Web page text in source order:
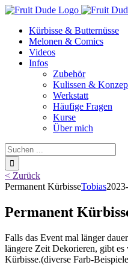
Skip
contentKürbisse & Butternüsse
Melonen & Comics
Videos
Infos
Zubehör
Kulissen &
Werkstatt
Häufige Fragen
Kurse
Über mich
Suche
nach:
< Zurück
Permanent KürbisseTobias
Permanent
Falls das Event mal länger
längere Zeit Dekorieren, gibt
Kürbisse.(diverse Farb-